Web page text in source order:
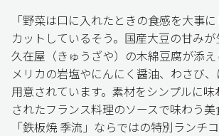
「野菜は口に入れたときの食感を大事
カットしているそう。国産大豆の甘みが
久在屋（きゅうざや）の木綿豆腐が添
メリカの岩塩やにんにく醤油、わさび
用意されています。素材をシンプルに
されたフランス料理のソースで味わう
「鉄板焼 季流」ならではの特別ランチ